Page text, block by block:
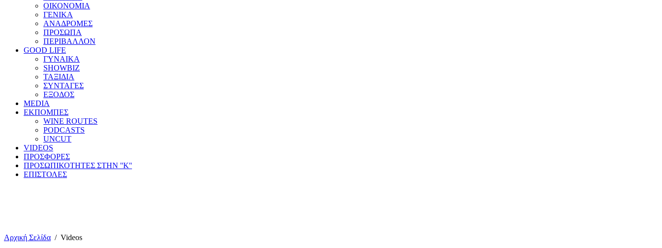
ΟΙΚΟΝΟΜΙΑ
ΓΕΝΙΚΑ
ΑΝΑΔΡΟΜΕΣ
ΠΡΟΣΩΠΑ
ΠΕΡΙΒΑΛΛΟΝ
GOOD LIFE
ΓΥΝΑΙΚΑ
SHOWBIZ
ΤΑΞΙΔΙΑ
ΣΥΝΤΑΓΕΣ
ΕΞΟΔΟΣ
MEDIA
ΕΚΠΟΜΠΕΣ
WINE ROUTES
PODCASTS
UNCUT
VIDEOS
ΠΡΟΣΦΟΡΕΣ
ΠΡΟΣΩΠΙΚΟΤΗΤΕΣ ΣΤΗΝ ''Κ''
ΕΠΙΣΤΟΛΕΣ
Αρχική Σελίδα / Videos